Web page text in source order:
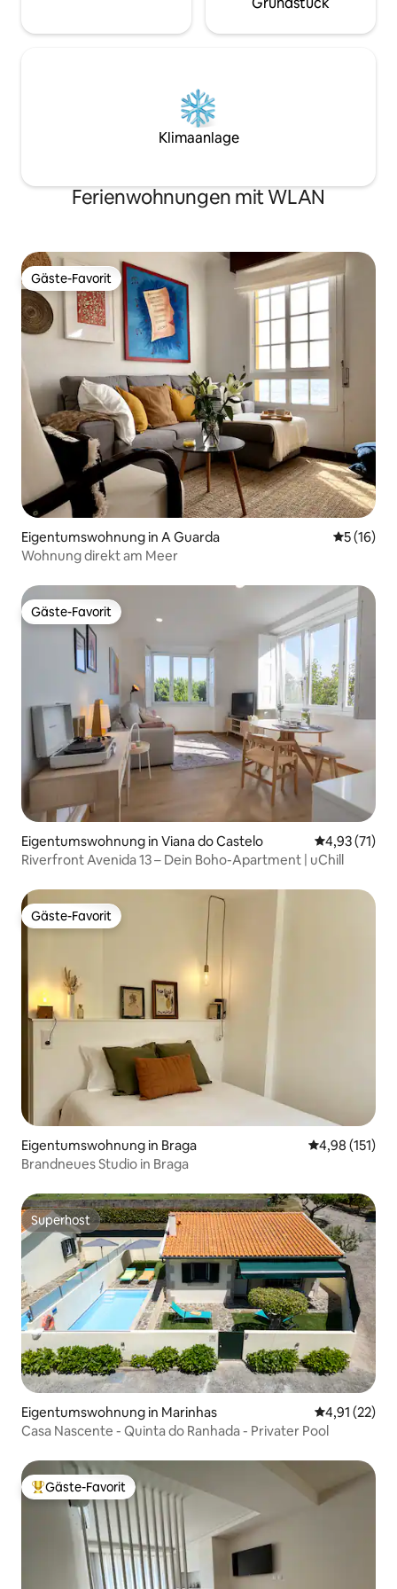
Klimaanlage
Ferienwohnungen mit WLAN
Gäste-Favorit
Gäste-Favorit
Eigentumswohnung in A Guarda
5 (16)
Wohnung direkt am Meer
Gäste-Favorit
Gäste-Favorit
Eigentumswohnung in Viana do Castelo
4,93 (71)
Riverfront Avenida 13 – Dein Boho-Apartment | uChill
Gäste-Favorit
Gäste-Favorit
Eigentumswohnung in Braga
4,98 (151)
Brandneues Studio in Braga
Superhost
Superhost
Eigentumswohnung in Marinhas
4,91 (22)
Casa Nascente - Quinta do Ranhada - Privater Pool
Beliebter Gäste-Favorit.
Gäste-Favorit